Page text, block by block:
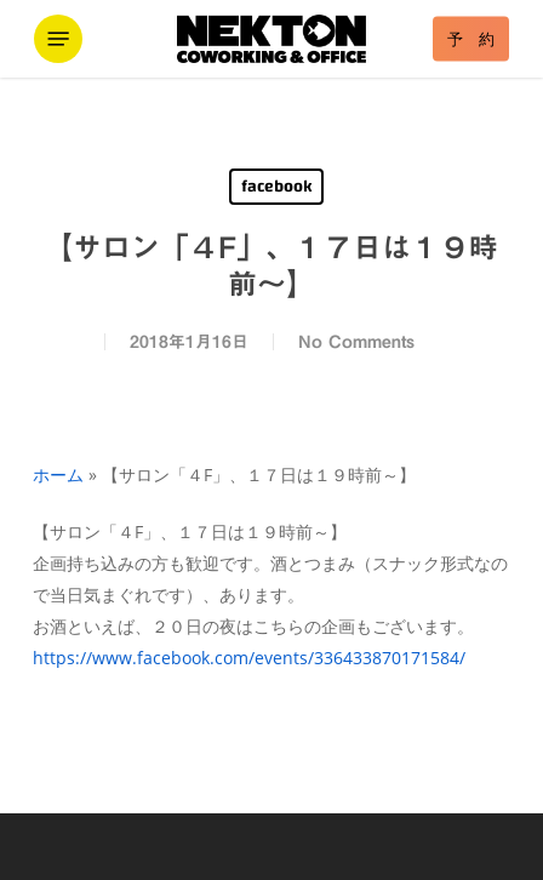
予 約
Menu
facebook
【サロン「４F」、１７日は１９時
前～】
2018年1月16日 No Comments
ホーム » 【サロン「４F」、１７日は１９時前～】
【サロン「４F」、１７日は１９時前～】
企画持ち込みの方も歓迎です。酒とつまみ（スナック形式なの
で当日気まぐれです）、あります。
お酒といえば、２０日の夜はこちらの企画もございます。
https://www.facebook.com/events/336433870171584/